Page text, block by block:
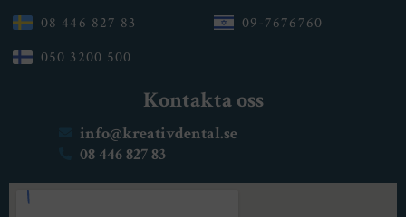
08 446 827 83
050 3200 500
09-7676760
Kontakta oss
info@kreativdental.se
08 446 827 83